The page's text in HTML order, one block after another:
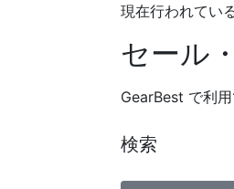
現在行われてい
セール
GearBest で利
検索